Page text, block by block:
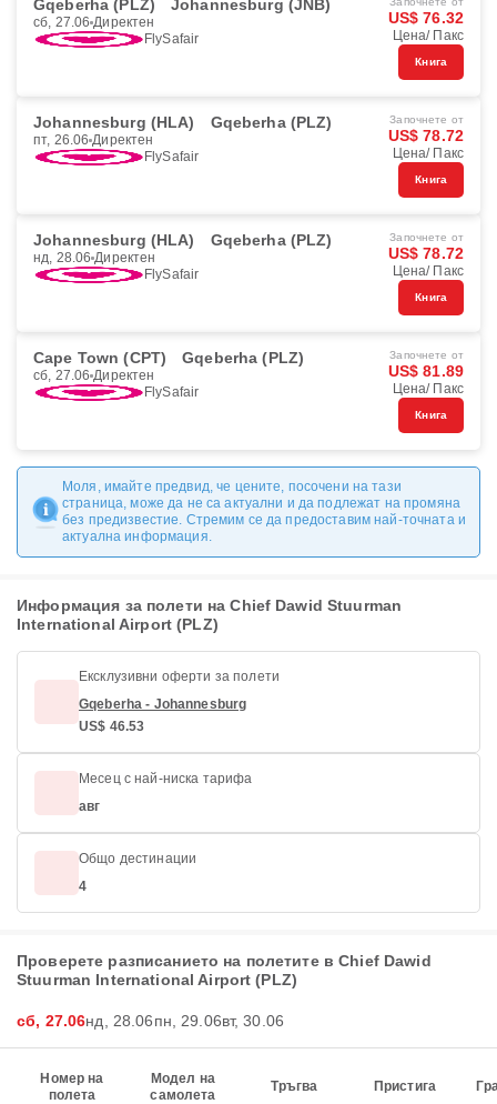
Gqeberha (PLZ) Johannesburg (JNB)
сб, 27.06 Директен
FlySafair
US$ 76.32
Цена/ Пакс
Книга
Johannesburg (HLA) Gqeberha (PLZ)
пт, 26.06 Директен
FlySafair
Започнете от
US$ 78.72
Цена/ Пакс
Книга
Johannesburg (HLA) Gqeberha (PLZ)
нд, 28.06 Директен
FlySafair
Започнете от
US$ 78.72
Цена/ Пакс
Книга
Cape Town (CPT) Gqeberha (PLZ)
сб, 27.06 Директен
FlySafair
Започнете от
US$ 81.89
Цена/ Пакс
Книга
Моля, имайте предвид, че цените, посочени на тази
страница, може да не са актуални и да подлежат на промяна
без предизвестие. Стремим се да предоставим най-точната и
актуална информация.
Информация за полети на Chief Dawid Stuurman
International Airport (PLZ)
Ексклузивни оферти за полети
Gqeberha - Johannesburg
US$ 46.53
Месец с най-ниска тарифа
авг
Общо дестинации
4
Проверете разписанието на полетите в Chief Dawid
Stuurman International Airport (PLZ)
сб, 27.06нд, 28.06пн, 29.06вт, 30.06
Номер на
полета
Модел на
самолета
Тръгва Пристига